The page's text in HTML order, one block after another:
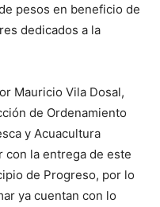
pesos en beneficio de
dedicados a la
Mauricio Vila Dosal,
de Ordenamiento
y Acuacultura
con la entrega de este
de Progreso, por lo
ya cuentan con lo